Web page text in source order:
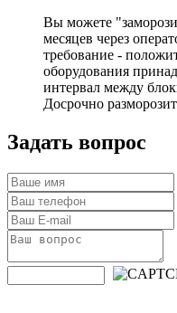
Вы можете
месяцев через
требование -
оборудования
интервал между
Досрочно
Задать вопрос